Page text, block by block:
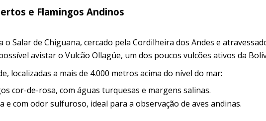
e Flamingos Andinos
Salar de Chiguana, cercado pela Cordilheira dos Andes e
avistar o Vulcão Ollagüe, um dos poucos vulcões ativos da
localizadas a mais de 4.000 metros acima do nível do mar:
cor-de-rosa, com águas turquesas e margens salinas.
e com odor sulfuroso, ideal para a observação de aves andinas.